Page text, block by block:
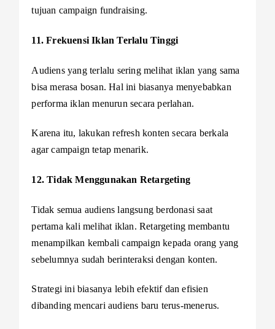
tujuan campaign fundraising.
11. Frekuensi Iklan Terlalu Tinggi
Audiens yang terlalu sering melihat iklan yang sama
bisa merasa bosan. Hal ini biasanya menyebabkan
performa iklan menurun secara perlahan.
Karena itu, lakukan refresh konten secara berkala
agar campaign tetap menarik.
12. Tidak Menggunakan Retargeting
Tidak semua audiens langsung berdonasi saat
pertama kali melihat iklan. Retargeting membantu
menampilkan kembali campaign kepada orang yang
sebelumnya sudah berinteraksi dengan konten.
Strategi ini biasanya lebih efektif dan efisien
dibanding mencari audiens baru terus-menerus.